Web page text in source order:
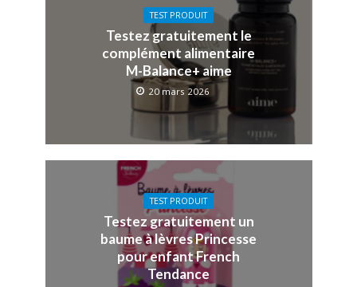
TEST PRODUIT
Testez gratuitement le
complément alimentaire
M-Balance+ aime
20 mars 2026
TEST PRODUIT
Testez gratuitement un
baume à lèvres Princesse
pour enfant French
Tendance